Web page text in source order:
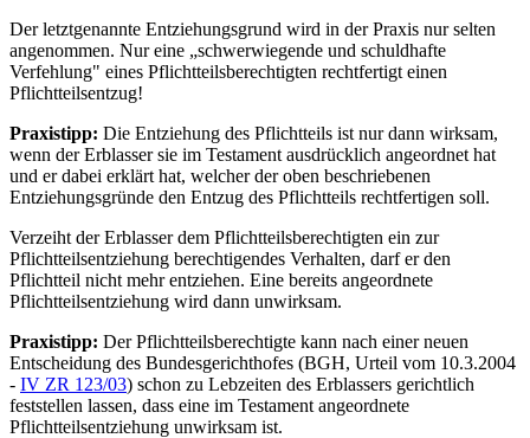
Der letztgenannte Entziehungsgrund wird in der Praxis nur selten
angenommen. Nur eine „schwerwiegende und schuldhafte
Verfehlung" eines Pflichtteilsberechtigten rechtfertigt einen
Pflichtteilsentzug!
Praxistipp: Die Entziehung des Pflichtteils ist nur dann wirksam,
wenn der Erblasser sie im Testament ausdrücklich angeordnet hat
und er dabei erklärt hat, welcher der oben beschriebenen
Entziehungsgründe den Entzug des Pflichtteils rechtfertigen soll.
Verzeiht der Erblasser dem Pflichtteilsberechtigten ein zur
Pflichtteilsentziehung berechtigendes Verhalten, darf er den
Pflichtteil nicht mehr entziehen. Eine bereits angeordnete
Pflichtteilsentziehung wird dann unwirksam.
Praxistipp: Der Pflichtteilsberechtigte kann nach einer neuen
Entscheidung des Bundesgerichthofes (BGH, Urteil vom 10.3.2004
- IV ZR 123/03) schon zu Lebzeiten des Erblassers gerichtlich
feststellen lassen, dass eine im Testament angeordnete
Pflichtteilsentziehung unwirksam ist.